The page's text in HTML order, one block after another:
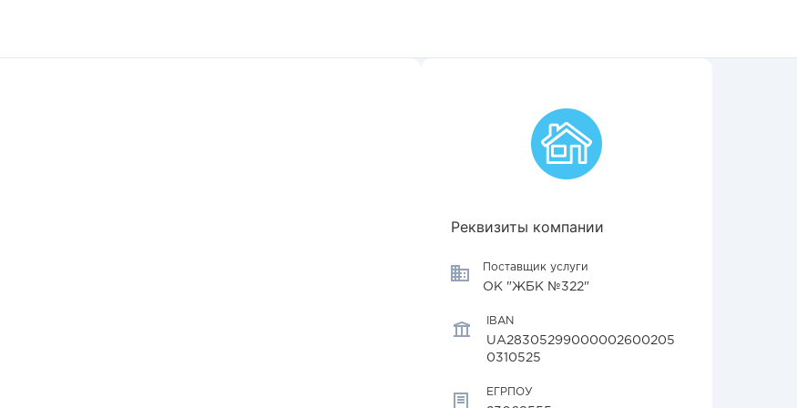
Реквизиты компании
Поставщик услуги
ОК "ЖБК №322"
IBAN
UA28305299000002600205
0310525
ЕГРПОУ